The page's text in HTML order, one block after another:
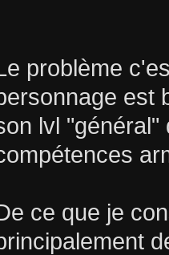
problème
est
lvl "général"
ce que je